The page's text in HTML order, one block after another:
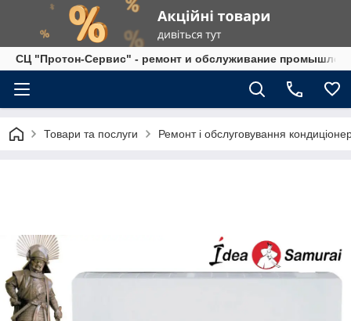
СЦ "Протон-Сервис" - ремонт и обслуживание
Товари та послуги Ремонт і обслуговування